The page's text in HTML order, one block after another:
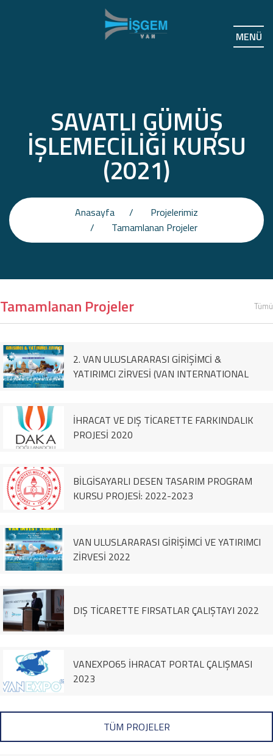
MENÜ
SAVATLI GÜMÜŞ
İŞLEMECİLİĞİ KURSU
(2021)
Anasayfa
Projelerimiz
Tamamlanan Projeler
Tamamlanan Projeler Tümü
2. VAN ULUSLARARASI GİRİŞİMCİ &
YATIRIMCI ZİRVESİ (VAN INTERNATIONAL
İHRACAT VE DIŞ TİCARETTE FARKINDALIK
PROJESİ 2020
BİLGİSAYARLI DESEN TASARIM PROGRAM
KURSU PROJESİ: 2022-2023
VAN ULUSLARARASI GİRİŞİMCİ VE YATIRIMCI
ZİRVESİ 2022
DIŞ TİCARETTE FIRSATLAR ÇALIŞTAYI 2022
VANEXPO65 İHRACAT PORTAL ÇALIŞMASI
2023
TÜM PROJELER